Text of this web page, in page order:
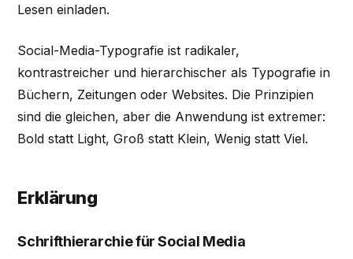
Lesen einladen.
Social-Media-Typografie ist radikaler,
kontrastreicher und hierarchischer als Typografie in
Büchern, Zeitungen oder Websites. Die Prinzipien
sind die gleichen, aber die Anwendung ist extremer:
Bold statt Light, Groß statt Klein, Wenig statt Viel.
Erklärung
Schrifthierarchie für Social Media